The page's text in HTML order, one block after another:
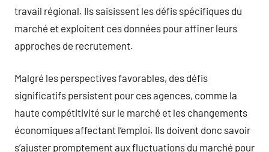
travail régional. Ils saisissent les défis spécifiques du
marché et exploitent ces données pour affiner leurs
approches de recrutement.
Malgré les perspectives favorables, des défis
significatifs persistent pour ces agences, comme la
haute compétitivité sur le marché et les changements
économiques affectant l’emploi. Ils doivent donc savoir
s’ajuster promptement aux fluctuations du marché pour